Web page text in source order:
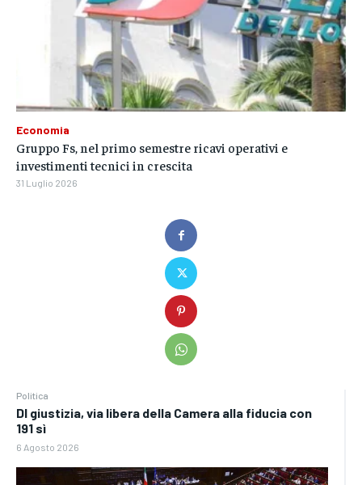
Politica
Dl giustizia, via libera della Camera alla fiducia con
191 sì
6 Agosto 2026
Economia
Gruppo Fs, nel primo semestre ricavi operativi e
investimenti tecnici in crescita
31 Luglio 2026